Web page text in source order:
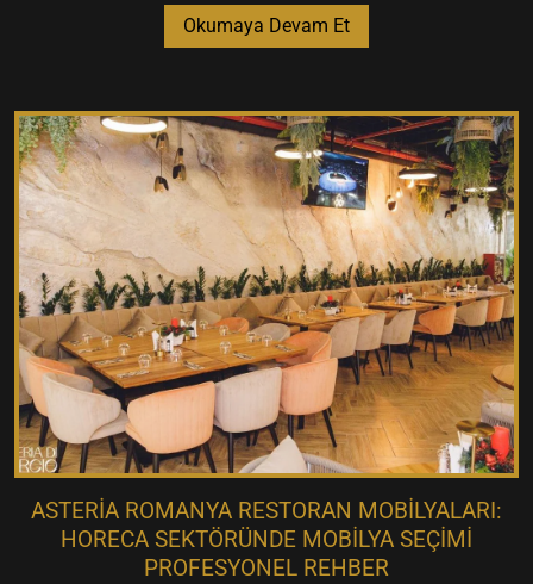
Okumaya Devam Et
ASTERIA ROMANYA RESTORAN MOBILYALARI:
HORECA SEKTÖRÜNDE MOBILYA SEÇIMI
PROFESYONEL REHBER